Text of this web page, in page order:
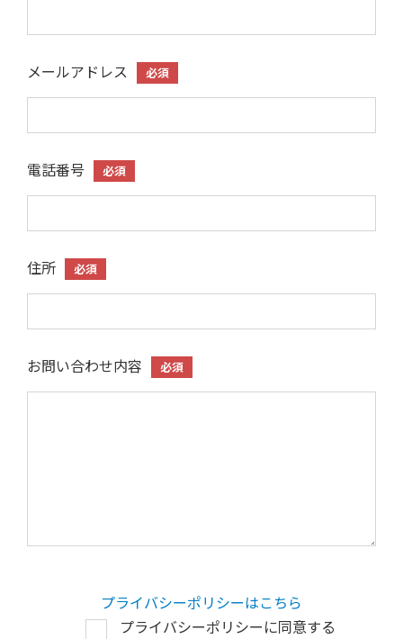
メールアドレス 必須
電話番号 必須
住所 必須
お問い合わせ内容 必須
プライバシーポリシーはこちら
プライバシーポリシーに同意する